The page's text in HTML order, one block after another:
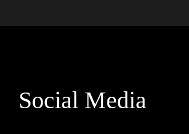
Social Media